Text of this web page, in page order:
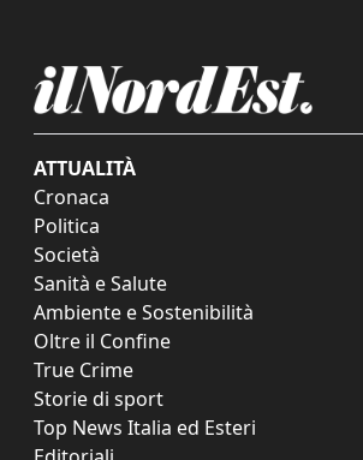
ATTUALITÀ
Cronaca
Politica
Società
Sanità e Salute
Ambiente e Sostenibilità
Oltre il Confine
True Crime
Storie di sport
Top News Italia ed Esteri